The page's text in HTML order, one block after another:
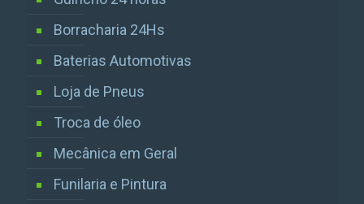
Borracharia 24Hs
Baterias Automotivas
Loja de Pneus
Troca de óleo
Mecânica em Geral
Funilaria e Pintura